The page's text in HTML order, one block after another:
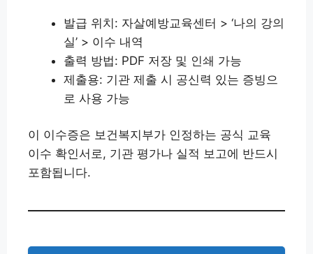
발급 위치: 자살예방교육센터 > ‘나의 강의
실’ > 이수 내역
출력 방법: PDF 저장 및 인쇄 가능
제출용: 기관 제출 시 공신력 있는 증빙으
로 사용 가능
이 이수증은 보건복지부가 인정하는 공식 교육
이수 확인서로, 기관 평가나 실적 보고에 반드시
포함됩니다.